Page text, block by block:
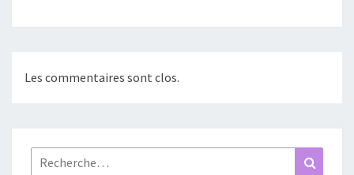
Les commentaires sont clos.
Rechercher :